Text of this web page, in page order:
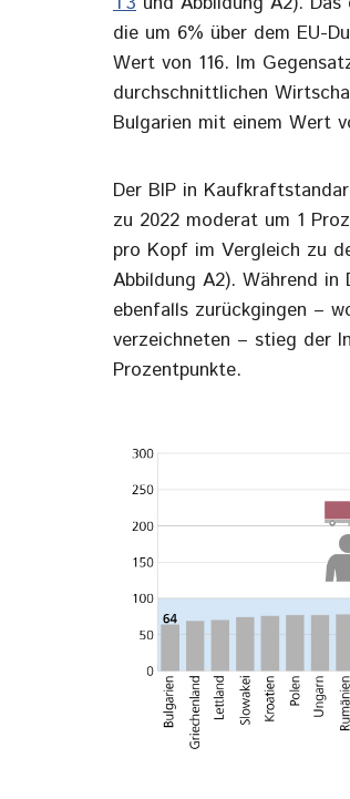
die um 6% über dem EU-
Wert von 116. Im
durchschnittlichen
Bulgarien mit einem Wert
Der BIP in
zu 2022 moderat um 1
pro Kopf im Vergleich zu
Abbildung A2). Während
ebenfalls zurückgingen –
verzeichneten – stieg der
Prozentpunkte.